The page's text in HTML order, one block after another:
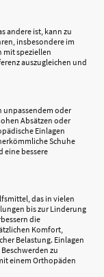
andere ist, kann zu
insbesondere im
mit speziellen
auszugleichen und
unpassendem oder
Absätzen oder
Einlagen
Schuhe
eine bessere
das in vielen
bis zur Linderung
die
Komfort,
Belastung. Einlagen
zu
einem Orthopäden